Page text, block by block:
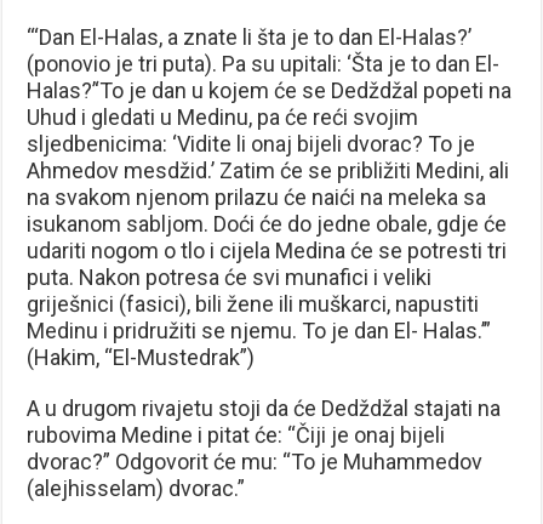
“‘Dan El-Halas, a znate li šta je to dan El-Halas?’
(ponovio je tri puta). Pa su upitali: ‘Šta je to dan El-
Halas?’‘To je dan u kojem će se Dedždžal popeti na
Uhud i gledati u Medinu, pa će reći svojim
sljedbenicima: ‘Vidite li onaj bijeli dvorac? To je
Ahmedov mesdžid.’ Zatim će se približiti Medini, ali
na svakom njenom prilazu će naići na meleka sa
isukanom sabljom. Doći će do jedne obale, gdje će
udariti nogom o tlo i cijela Medina će se potresti tri
puta. Nakon potresa će svi munafici i veliki
griješnici (fasici), bili žene ili muškarci, napustiti
Medinu i pridružiti se njemu. To je dan El- Halas.’”
(Hakim, “El-Mustedrak”)
A u drugom rivajetu stoji da će Dedždžal stajati na
rubovima Medine i pitat će: “Čiji je onaj bijeli
dvorac?” Odgovorit će mu: “To je Muhammedov
(alejhisselam) dvorac.”